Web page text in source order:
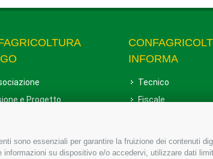
sono essenziali per garantire la fruizione dei contenuti
su dispositivo e/o accedervi, utilizzare dati
e Progetto
della Sede provinciale
INFORMA
Tecnico
Fiscale
Associazione